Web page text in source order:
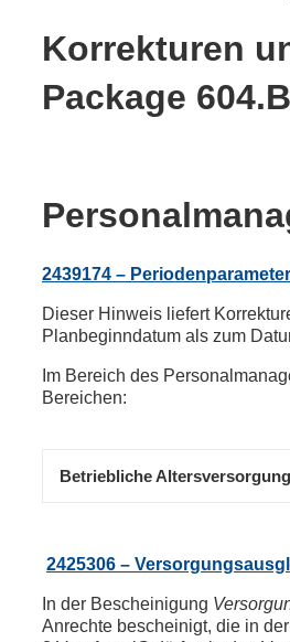
Korrekturen
Package
2439174 –
Dieser Hinweis liefert
Planbeginndatum als zum
Im Bereich des
Bereichen:
Betriebliche Altersversorgung
2425306 –
In der Bescheinigung
Anrechte bescheinigt, die in